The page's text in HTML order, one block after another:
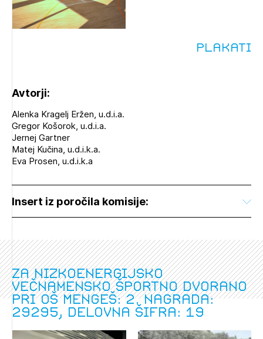
Plakati
Avtorji:
Alenka Kragelj Eržen, u.d.i.a.
Gregor Košorok, u.d.i.a.
Jernej Gartner
Matej Kučina, u.d.i.k.a.
Eva Prosen, u.d.i.k.a
Insert iz poročila komisije:
Za nizkoenergijsko
večnamensko športno dvorano
pri OŠ Mengeš: 2. nagrada:
29295, delovna šifra: 19